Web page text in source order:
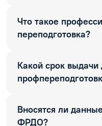
Что такое
переподготовка?
Какой срок
Вносятся ли
ФРДО?